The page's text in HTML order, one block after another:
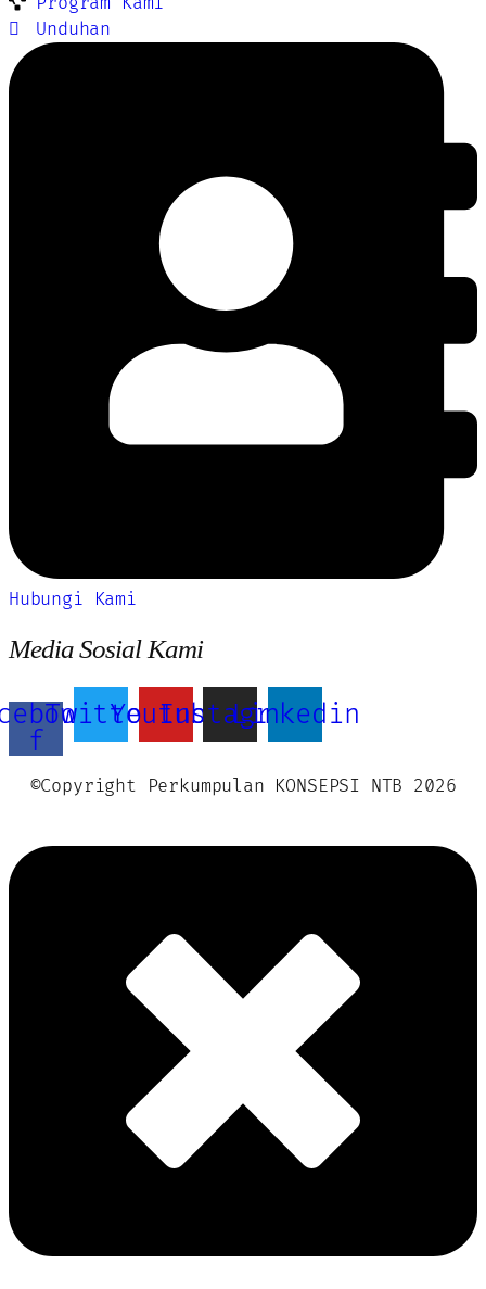
Unduhan
Hubungi Kami
Media Sosial Kami
f
TwitterYoutube
Instagram
Linkedin
©Copyright Perkumpulan KONSEPSI NTB 2026